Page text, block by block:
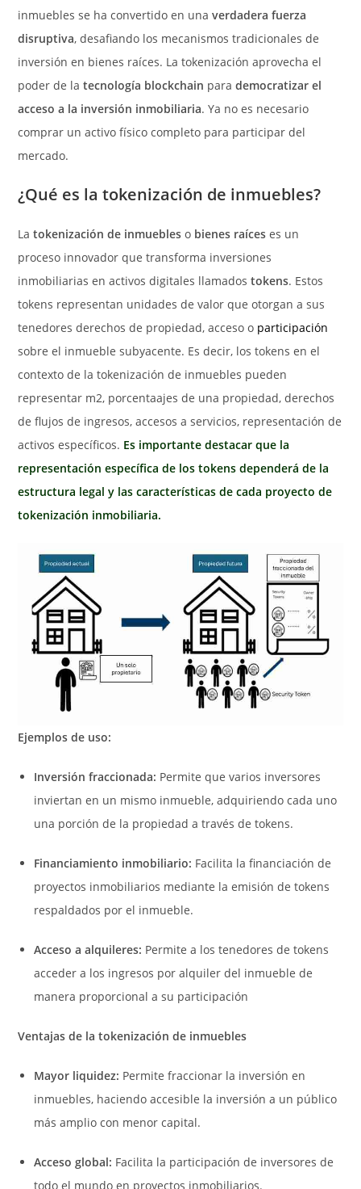
inmuebles se ha convertido en unaverdadera fuerza
disruptiva, desafiando los mecanismos tradicionales de
inversión en bienes raíces. La tokenización aprovecha el
poder de latecnología blockchain parademocratizar el
acceso a la inversión inmobiliaria. Ya no es necesario
comprar un activo físico completo para participar del
mercado.
¿Qué es la tokenización de inmuebles?
Latokenización de inmuebles o bienes raíces es un
proceso innovador que transforma inversiones
inmobiliarias en activos digitales llamadostokens. Estos
tokens representan unidades de valor que otorgan a sus
tenedores derechos de propiedad, acceso o participación
sobre el inmueble subyacente. Es decir, los tokens en el
contexto de la tokenización de inmuebles pueden
representar m2, porcentaajes de una propiedad, derechos
de flujos de ingresos, accesos a servicios, representación de
activos específicos. Es importante destacar que la
representación específica de los tokens dependerá de la
estructura legal y las características de cada proyecto de
tokenización inmobiliaria.
Ejemplos de uso:
Inversión fraccionada: Permite que varios inversores
inviertan en un mismo inmueble, adquiriendo cada uno
una porción de la propiedad a través de tokens.
Financiamiento inmobiliario: Facilita la financiación de
proyectos inmobiliarios mediante la emisión de tokens
respaldados por el inmueble.
Acceso a alquileres: Permite a los tenedores de tokens
acceder a los ingresos por alquiler del inmueble de
manera proporcional a su participación
Ventajas de la tokenización de inmuebles
Mayor liquidez: Permite fraccionar la inversión en
inmuebles, haciendo accesible la inversión a un público
más amplio con menor capital.
Acceso global: Facilita la participación de inversores de
todo el mundo en proyectos inmobiliarios.